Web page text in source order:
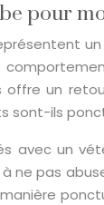
pour
offre un
sont-ils
avec un
ne pas